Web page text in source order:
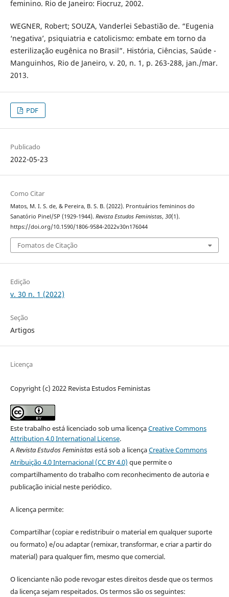
feminino. Rio de Janeiro: Fiocruz, 2002.
WEGNER, Robert; SOUZA, Vanderlei Sebastião de. “Eugenia
‘negativa’, psiquiatria e catolicismo: embate em torno da
esterilização eugênica no Brasil”. História, Ciências, Saúde -
Manguinhos, Rio de Janeiro, v. 20, n. 1, p. 263-288, jan./mar.
2013.
PDF
Publicado
2022-05-23
Como Citar
Matos, M. I. S. de, & Pereira, B. S. B. (2022). Prontuários femininos do
Sanatório Pinel/SP (1929-1944). Revista Estudos Feministas, 30(1).
https://doi.org/10.1590/1806-9584-2022v30n176044
Fomatos de Citação
Edição
v. 30 n. 1 (2022)
Seção
Artigos
Licença
Copyright (c) 2022 Revista Estudos Feministas
Este trabalho está licenciado sob uma licençaCreative Commons
Attribution 4.0 International License.
ARevista Estudos Feministasestá sob a licençaCreative Commons
Atribuição 4.0 Internacional (CC BY 4.0) que permite o
compartilhamento do trabalho com reconhecimento de autoria e
publicação inicial neste periódico.
A licença permite:
Compartilhar (copiar e redistribuir o material em qualquer suporte
ou formato) e/ou adaptar (remixar, transformar, e criar a partir do
material) para qualquer fim, mesmo que comercial.
O licenciante não pode revogar estes direitos desde que os termos
da licença sejam respeitados. Os termos são os seguintes: